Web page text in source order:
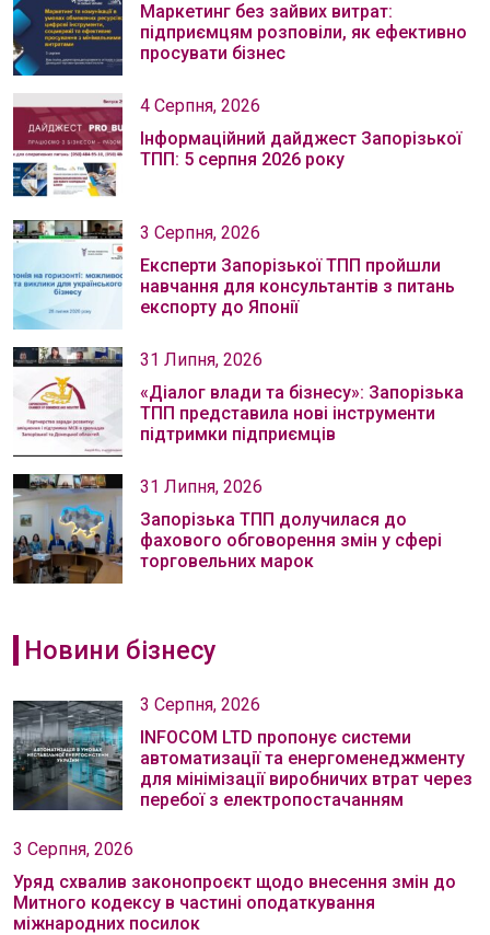
Маркетинг без зайвих витрат:
підприємцям розповіли, як ефективно
просувати бізнес
4 Серпня, 2026
Інформаційний дайджест Запорізької
ТПП: 5 серпня 2026 року
3 Серпня, 2026
Експерти Запорізької ТПП пройшли
навчання для консультантів з питань
експорту до Японії
31 Липня, 2026
«Діалог влади та бізнесу»: Запорізька
ТПП представила нові інструменти
підтримки підприємців
31 Липня, 2026
Запорізька ТПП долучилася до
фахового обговорення змін у сфері
торговельних марок
Новини бізнесу
3 Серпня, 2026
INFOCOM LTD пропонує системи
автоматизації та енергоменеджменту
для мінімізації виробничих втрат через
перебої з електропостачанням
3 Серпня, 2026
Уряд схвалив законопроєкт щодо внесення змін до
Митного кодексу в частині оподаткування
міжнародних посилок